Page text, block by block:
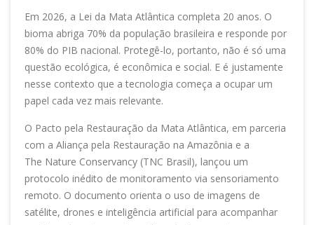
Em 2026, a Lei da Mata Atlântica completa 20 anos. O
bioma abriga 70% da população brasileira e responde por
80% do PIB nacional. Protegê-lo, portanto, não é só uma
questão ecológica, é econômica e social. E é justamente
nesse contexto que a tecnologia começa a ocupar um
papel cada vez mais relevante.
O Pacto pela Restauração da Mata Atlântica, em parceria
com a Aliança pela Restauração na Amazônia e a
The Nature Conservancy (TNC Brasil), lançou um
protocolo inédito de monitoramento via sensoriamento
remoto. O documento orienta o uso de imagens de
satélite, drones e inteligência artificial para acompanhar